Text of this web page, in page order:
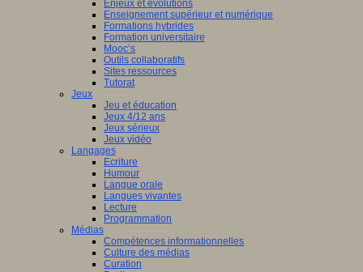
Enjeux et évolutions
Enseignement supérieur et numérique
Formations hybrides
Formation universitaire
Mooc’s
Outils collaboratifs
Sites ressources
Tutorat
Jeux
Jeu et éducation
Jeux 4/12 ans
Jeux sérieux
Jeux vidéo
Langages
Ecriture
Humour
Langue orale
Langues vivantes
Lecture
Programmation
Médias
Compétences informationnelles
Culture des médias
Curation